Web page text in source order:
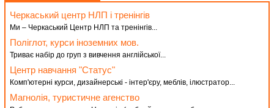
Черкаський центр НЛП і тренінгів
Ми – Черкаський Центр НЛП та тренінгів...
Поліглот, курси іноземних мов.
Триває набір до груп з вивчення англійської...
Центр навчання "Статус"
Комп'ютерні курси, дизайнерські - інтер'єру, меблів, ілюстратор...
Магнолія, туристичне агенство